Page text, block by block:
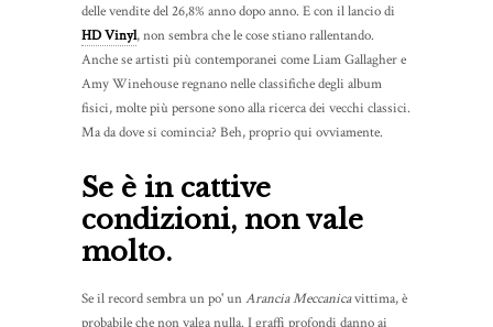
delle vendite del 26,8% anno dopo anno. E con il lancio di
HD Vinyl, non sembra che le cose stiano rallentando.
Anche se artisti più contemporanei come Liam Gallagher e
Amy Winehouse regnano nelle classifiche degli album
fisici, molte più persone sono alla ricerca dei vecchi classici.
Ma da dove si comincia? Beh, proprio qui ovviamente.
Se è in cattive
condizioni, non vale
molto.
Se il record sembra un po' unArancia Meccanicavittima, è
probabile che non valga nulla. I graffi profondi danno ai